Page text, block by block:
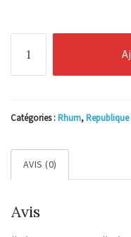
Ron
Esclavo
XO
Dominican
Rum
65%
Catégories :Rhum,
AVIS (0)
Avis